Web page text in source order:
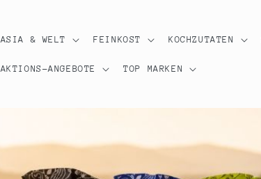
ASIA & WELT FEINKOST KOCHZUTATEN
AKTIONS-ANGEBOTE TOP MARKEN